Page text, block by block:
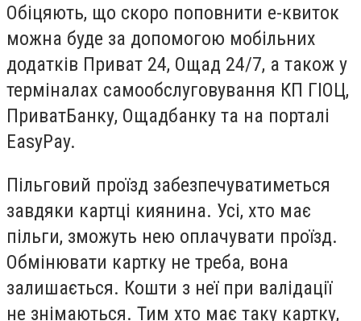
Обіцяють, що скоро поповнити е-квиток
можна буде за допомогою мобільних
додатків Приват 24, Ощад 24/7, а також у
терміналах самообслуговування КП ГІОЦ,
ПриватБанку, Ощадбанку та на порталі
EasyPay.
Пільговий проїзд забезпечуватиметься
завдяки картці киянина. Усі, хто має
пільги, зможуть нею оплачувати проїзд.
Обмінювати картку не треба, вона
залишається. Кошти з неї при валідації
не знімаються. Тим хто має таку картку,